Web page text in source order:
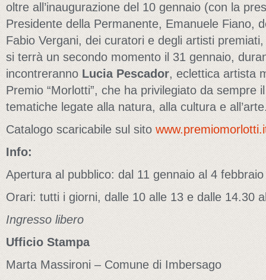
oltre all’inaugurazione del 10 gennaio (con la
Presidente della Permanente, Emanuele Fiano,
Fabio Vergani, dei curatori e degli artisti
si terrà un secondo momento il 31 gennaio,
incontreranno Lucia Pescador, eclettica artista
Premio “Morlotti”, che ha privilegiato da sempre
tematiche legate alla natura, alla cultura e
Catalogo scaricabile sul sito
Info:
Apertura al pubblico: dal 11 gennaio al 4
Orari: tutti i giorni, dalle 10 alle 13 e dalle 14.30
Ingresso libero
Ufficio Stampa
Marta Massironi – Comune di Imbersago